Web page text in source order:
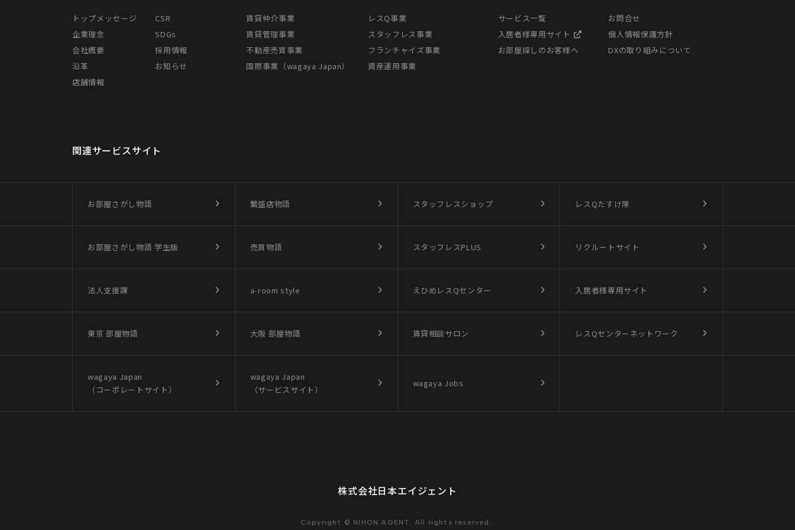
トップメッセージ
企業理念
会社概要
沿革
店舗情報
CSR
SDGs
採用情報
お知らせ
賃貸仲介事業
賃貸管理事業
不動産売買事業
国際事業（wagaya Japan）
レスQ事業
スタッフレス事業
フランチャイズ事業
資産運用事業
サービス一覧
入居者様専用サイト
お部屋探しのお客様へ
お問合せ
個人情報保護方針
DXの取り組みについて
関連サービスサイト
お部屋さがし物語 繁盛店物語 スタッフレスショップ レスQたすけ隊
お部屋さがし物語 学生版 売買物語 スタッフレスPLUS リクルートサイト
法人支援課 a-room style えひめレスQセンター 入居者様専用サイト
東京 部屋物語 大阪 部屋物語 賃貸相談サロン レスQセンターネットワーク
wagaya Japan
（コーポレートサイト）
wagaya Japan
（サービスサイト）
wagaya Jobs
株式会社日本エイジェント
Copyright © NIHON AGENT. All rights reserved..